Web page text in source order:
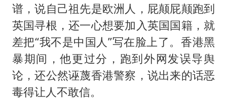
谱，说自己祖先是欧洲人，屁颠屁颠跑到
英国寻根，还一心想要加入英国国籍，就
差把“我不是中国人”写在脸上了。香港黑
暴期间，他更过分，跑到外网发误导舆
论，还公然诬蔑香港警察，说出来的话恶
毒得让人不敢信。